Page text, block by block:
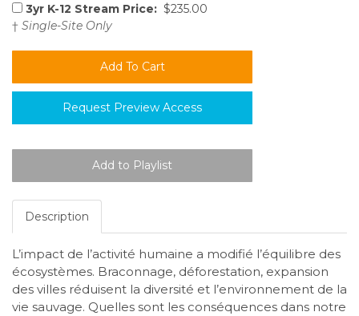
3yr K-12 Stream Price: $235.00
† Single-Site Only
Request Preview Access
Description
L’impact de l’activité humaine a modifié l’équilibre des
écosystèmes. Braconnage, déforestation, expansion
des villes réduisent la diversité et l’environnement de la
vie sauvage. Quelles sont les conséquences dans notre